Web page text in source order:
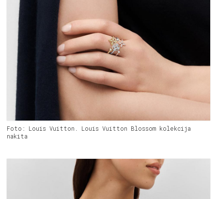
Foto: Louis Vuitton. Louis Vuitton Blossom kolekcija
nakita